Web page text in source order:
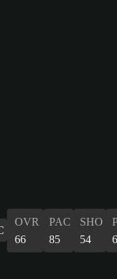
OVR
66
PAC
85
SHO
54